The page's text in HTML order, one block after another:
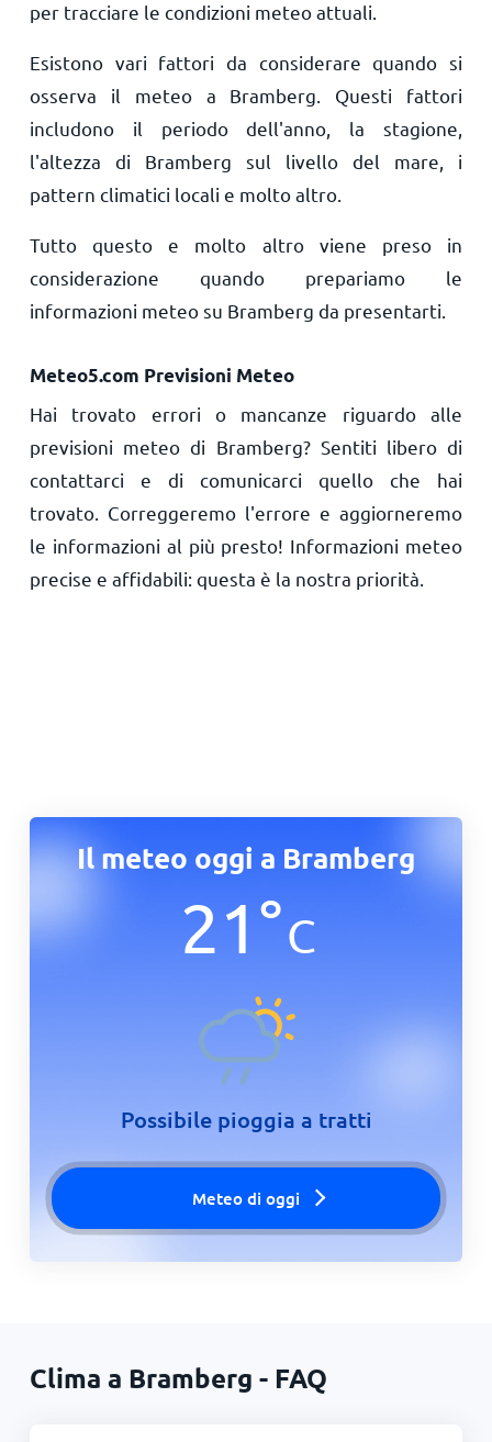
per tracciare le condizioni meteo attuali.
Esistono vari fattori da considerare quando si
osserva il meteo a Bramberg. Questi fattori
includono il periodo dell'anno, la stagione,
l'altezza di Bramberg sul livello del mare, i
pattern climatici locali e molto altro.
Tutto questo e molto altro viene preso in
considerazione quando prepariamo le
informazioni meteo su Bramberg da presentarti.
Meteo5.com Previsioni Meteo
Hai trovato errori o mancanze riguardo alle
previsioni meteo di Bramberg? Sentiti libero di
contattarci e di comunicarci quello che hai
trovato. Correggeremo l'errore e aggiorneremo
le informazioni al più presto! Informazioni meteo
precise e affidabili: questa è la nostra priorità.
Il meteo oggi a Bramberg
21°C
Possibile pioggia a tratti
Meteo di oggi
Clima a Bramberg - FAQ